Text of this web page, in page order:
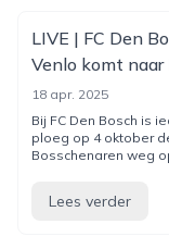
LIVE | FC Den
Venlo komt naar
18 apr. 2025
Bij FC Den Bosch is
ploeg op 4 oktober
Bosschenaren weg
Lees verder